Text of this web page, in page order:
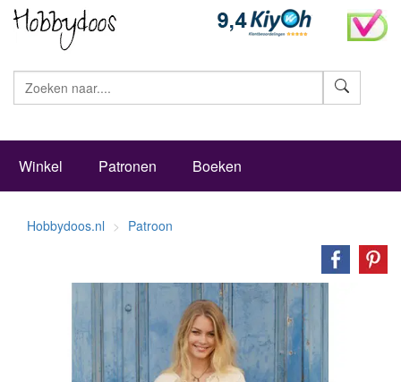
Winkel Patronen Boeken
Hobbydoos.nl Patroon